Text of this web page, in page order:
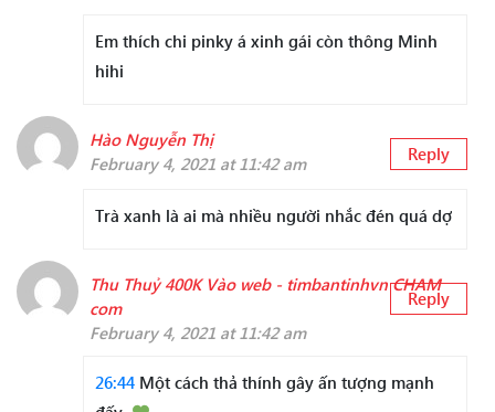
Em thích chi pinky á xinh gái còn thông Minh
hihi
Hào Nguyễn Thị
February 4, 2021 at 11:42 am
Reply
Trà xanh là ai mà nhiều người nhắc đén quá dợ
Thu Thuỷ 400K Vào web - timbantinhvn CHAM
com
February 4, 2021 at 11:42 am
Reply
26:44 Một cách thả thính gây ấn tượng mạnh